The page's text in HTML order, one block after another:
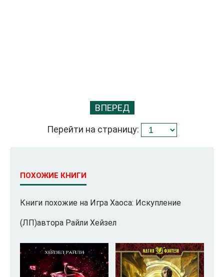
ВПЕРЕД
Перейти на страницу:
ПОХОЖИЕ КНИГИ
Книги похожие на Игра Хаоса: Искупление
(ЛП)автора Райли Хейзел